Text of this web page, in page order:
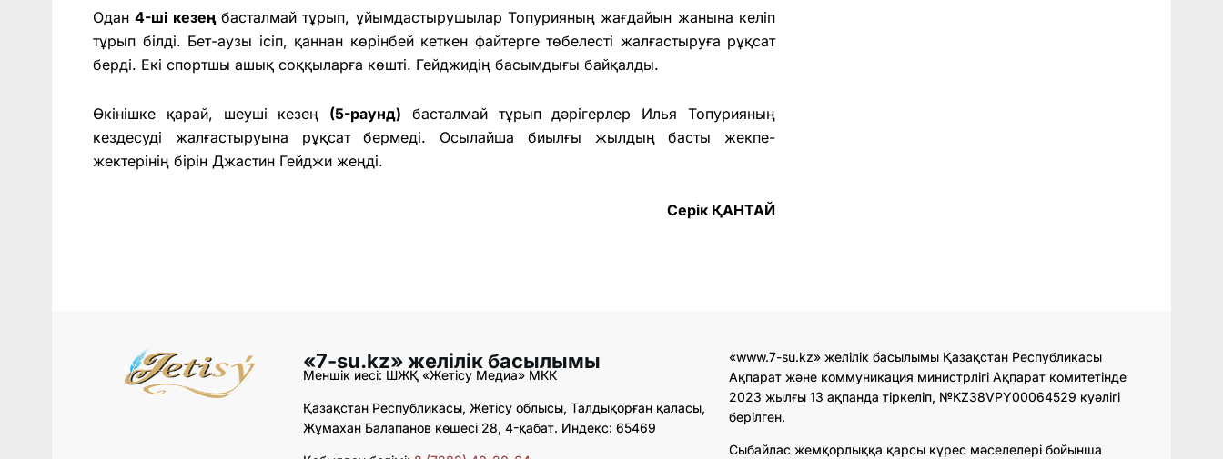
Одан4-ші кезеңбасталмай тұрып, ұйымдастырушылар Топурияның жағдайын жанына келіп
тұрып білді. Бет-аузы ісіп, қаннан көрінбей кеткен файтерге төбелесті жалғастыруға рұқсат
берді. Екі спортшы ашық соққыларға көшті. Гейджидің басымдығы байқалды.
Өкінішке қарай, шеуші кезең (5-раунд) басталмай тұрып дәрігерлер Илья Топурияның
кездесуді жалғастыруына рұқсат бермеді. Осылайша биылғы жылдың басты жекпе-
жектерінің бірін Джастин Гейджи жеңді.
Серік ҚАНТАЙ
«7-su.kz» желілік басылымы
Меншік иесі: ШЖҚ «Жетісу Медиа» МКК
Қазақстан Республикасы, Жетісу облысы, Талдықорған қаласы,
Жұмахан Балапанов көшесі 28, 4-қабат. Индекс: 65469
«www.7-su.kz» желілік басылымы Қазақстан Республикасы
Ақпарат және коммуникация министрлігі Ақпарат комитетінде
2023 жылғы 13 ақпанда тіркеліп, №KZ38VPY00064529 куәлігі
берілген.
Сыбайлас жемқорлыққа қарсы күрес мәселелері бойынша